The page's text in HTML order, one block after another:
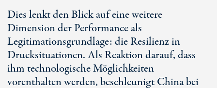
Dies lenkt den Blick auf eine weitere
Dimension der Performance als
Legitimationsgrundlage: die Resilienz in
Drucksituationen. Als Reaktion darauf, dass
ihm technologische Möglichkeiten
vorenthalten werden, beschleunigt China bei